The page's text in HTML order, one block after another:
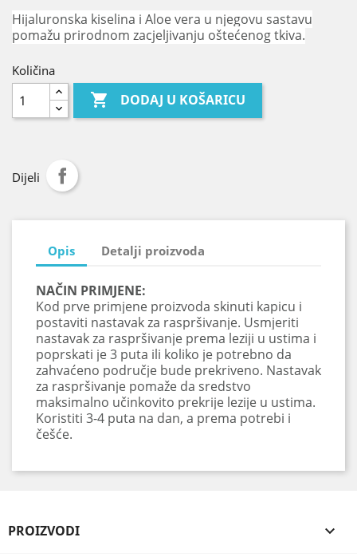
Hijaluronska kiselina i Aloe vera u njegovu sastavu
pomažu prirodnom zacjeljivanju oštećenog tkiva.
Količina
 DODAJ U KOŠARICU
Dijeli
Opis Detalji proizvoda
NAČIN PRIMJENE:
Kod prve primjene proizvoda skinuti kapicu i
postaviti nastavak za raspršivanje. Usmjeriti
nastavak za raspršivanje prema leziji u ustima i
poprskati je 3 puta ili koliko je potrebno da
zahvaćeno područje bude prekriveno. Nastavak
za raspršivanje pomaže da sredstvo
maksimalno učinkovito prekrije lezije u ustima.
Koristiti 3-4 puta na dan, a prema potrebi i
češće.
PROIZVODI 